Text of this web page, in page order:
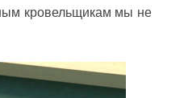
кровельщикам мы не